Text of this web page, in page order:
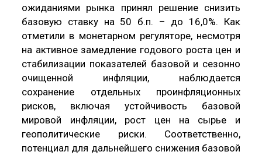
ожиданиями рынка принял решение снизить
базовую ставку на 50 б.п. – до 16,0%. Как
отметили в монетарном регуляторе, несмотря
на активное замедление годового роста цен и
стабилизации показателей базовой и сезонно
очищенной инфляции, наблюдается
сохранение отдельных проинфляционных
рисков, включая устойчивость базовой
мировой инфляции, рост цен на сырье и
геополитические риски. Соответственно,
потенциал для дальнейшего снижения базовой